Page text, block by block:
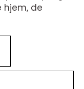
de